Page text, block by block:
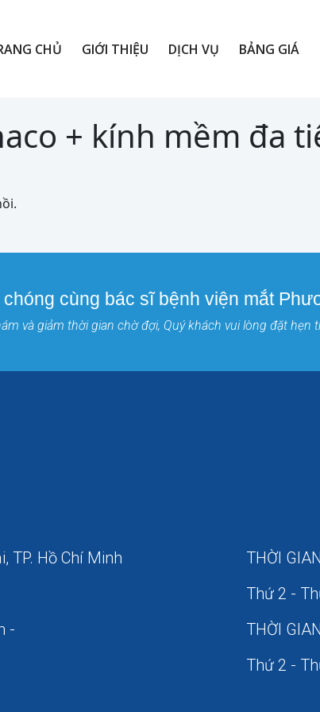
CHỦ GIỚI THIỆU DỊCH VỤ BẢNG GIÁ
+ kính mềm đa
cùng bác sĩ bệnh viện mắt
và giảm thời gian chờ đợi, Quý khách vui lòng đặt hẹn
TP. Hồ Chí Minh
-
THỜI
Thứ 2 -
THỜI
Thứ 2 -